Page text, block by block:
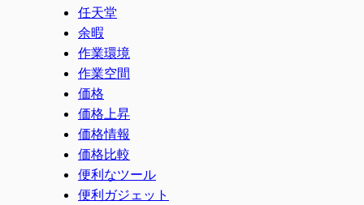
任天堂
余暇
作業環境
作業空間
価格
価格上昇
価格情報
価格比較
便利なツール
便利ガジェット